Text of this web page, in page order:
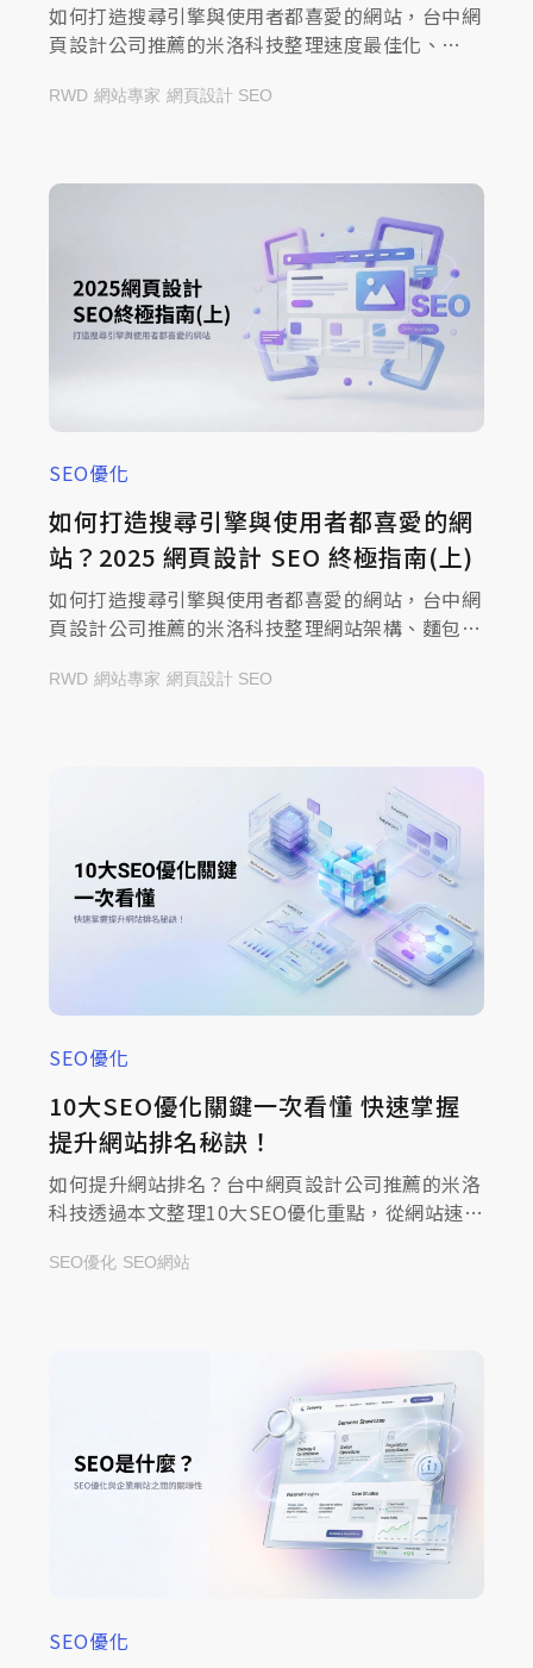
如何打造搜尋引擎與使用者都喜愛的網站，台中網
頁設計公司推薦的米洛科技整理速度最佳化、
打造真正能提升轉換的網站！
RWD 網站專家 網頁設計 SEO
SEO優化
如何打造搜尋引擎與使用者都喜愛的網
站？2025 網頁設計 SEO 終極指南(上)
如何打造搜尋引擎與使用者都喜愛的網站，台中網
頁設計公司推薦的米洛科技整理網站架構、麵包
提升使用體驗與曝光！
RWD 網站專家 網頁設計 SEO
SEO優化
10大SEO優化關鍵一次看懂 快速掌握
提升網站排名秘訣！
如何提升網站排名？台中網頁設計公司推薦的米洛
科技透過本文整理10大SEO優化重點，從網站速度
SEO優化 SEO網站
SEO優化